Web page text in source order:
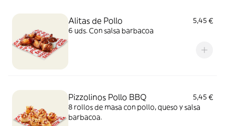
Alitas de Pollo
5,45 €
6 uds. Con salsa barbacoa
Pizzolinos Pollo BBQ
5,45 €
8 rollos de masa con pollo, queso y salsa
barbacoa.